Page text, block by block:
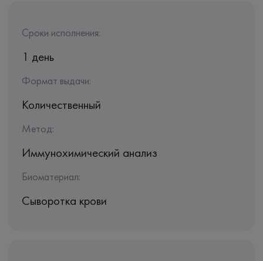
Сроки исполнения:
1 день
Формат выдачи:
Количественный
Метод:
Иммунохимический анализ
Биоматериал:
Сыворотка крови